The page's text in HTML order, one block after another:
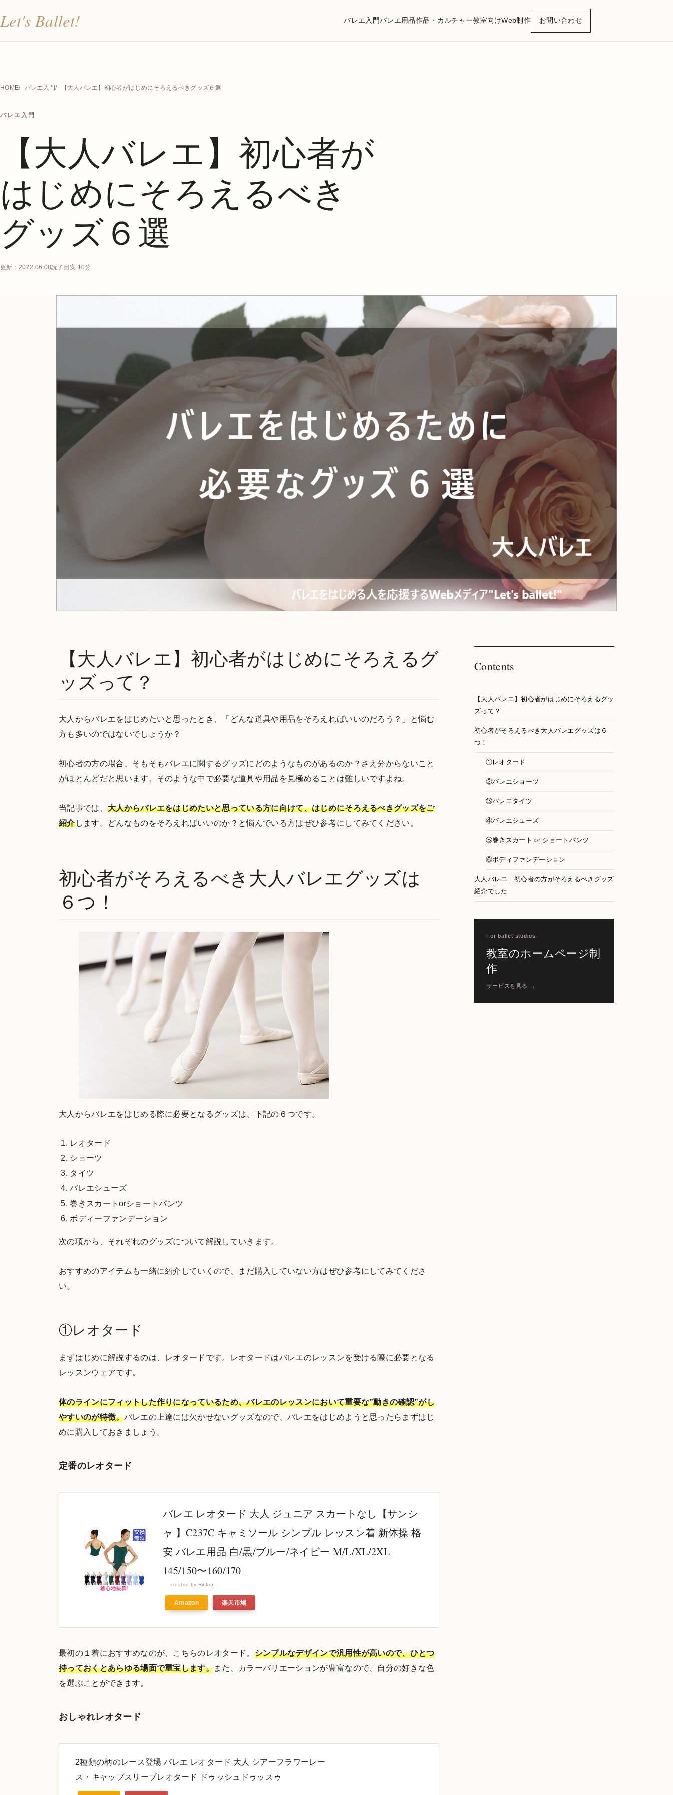
Let's Ballet! バレエ入門バレエ用品作品・カルチャー教室向けWeb制作 お問い合わせ
HOME バレエ入門 【大人バレエ】初心者がはじめにそろえるべきグッズ６選
バレエ入門
【大人バレエ】初心者が
はじめにそろえるべき
グッズ６選
更新：2022.06.08読了目安 10分
【大人バレエ】初心者がはじめにそろえるグ
ッズって？
大人からバレエをはじめたいと思ったとき、「どんな道具や用品をそろえればいいのだろう？」と悩む
方も多いのではないでしょうか？
初心者の方の場合、そもそもバレエに関するグッズにどのようなものがあるのか？さえ分からないこと
がほとんどだと思います。そのような中で必要な道具や用品を見極めることは難しいですよね。
当記事では、 大人からバレエをはじめたいと思っている方に向けて、はじめにそろえるべきグッズをご
紹介します。どんなものをそろえればいいのか？と悩んでいる方はぜひ参考にしてみてください。
初心者がそろえるべき大人バレエグッズは
６つ！
大人からバレエをはじめる際に必要となるグッズは、下記の６つです。
レオタード
ショーツ
タイツ
バレエシューズ
巻きスカートorショートパンツ
ボディーファンデーション
次の項から、それぞれのグッズについて解説していきます。
おすすめのアイテムも一緒に紹介していくので、まだ購入していない方はぜひ参考にしてみてくださ
い。
①レオタード
まずはじめに解説するのは、レオタードです。レオタードはバレエのレッスンを受ける際に必要となる
レッスンウェアです。
体のラインにフィットした作りになっているため、バレエのレッスンにおいて重要な”動きの確認”がし
やすいのが特徴。バレエの上達には欠かせないグッズなので、バレエをはじめようと思ったらまずはじ
めに購入しておきましょう。
定番のレオタード
バレエ レオタード 大人 ジュニア スカートなし【サンシ
ャ 】C237C キャミソール シンプル レッスン着 新体操 格
安 バレエ用品 白/黒/ブルー/ネイビー M/L/XL/2XL
145/150〜160/170
created by Rinker
Amazon 楽天市場
最初の１着におすすめなのが、こちらのレオタード。 シンプルなデザインで汎用性が高いので、ひとつ
持っておくとあらゆる場面で重宝します。 また、カラーバリエーションが豊富なので、自分の好きな色
を選ぶことができます。
おしゃれレオタード
2種類の柄のレース登場 バレエ レオタード 大人 シアーフラワーレー
ス・キャップスリーブレオタード ドゥッシュドゥッスゥ
Contents
【大人バレエ】初心者がはじめにそろえるグッ
ズって？
初心者がそろえるべき大人バレエグッズは６
つ！
①レオタード
②バレエショーツ
③バレエタイツ
④バレエシューズ
⑤巻きスカート or ショートパンツ
⑥ボディファンデーション
大人バレエ｜初心者の方がそろえるべきグッズ
紹介でした
For ballet studios
教室のホームページ制
作
サービスを見る →